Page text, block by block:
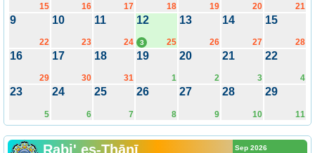
15 16 17 18 19 20 21
9
22
10
23
11
24
12
25
3
13
26
14
27
15
28
16
29
17
30
18
31
19
1
20
2
21
3
22
4
23
5
24
6
25
7
26
8
27
9
28
10
29
11
Rabi' es-Thānī Sep 2026